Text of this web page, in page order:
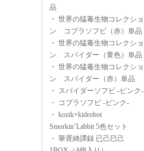
品
・ 世界の猛毒生物コレクショ
ン コブラソフビ（赤）単品
・ 世界の猛毒生物コレクショ
ン スパイダー（黄色）単品
・ 世界の猛毒生物コレクショ
ン スパイダー（赤）単品
・ スパイダーソフビ -ピンク-
・
コブラソフビ -ピンク-
・ kozik×kidrobot
Smorkin’Labbit 5色セット
・ 華胥綺譚録 已己巳己